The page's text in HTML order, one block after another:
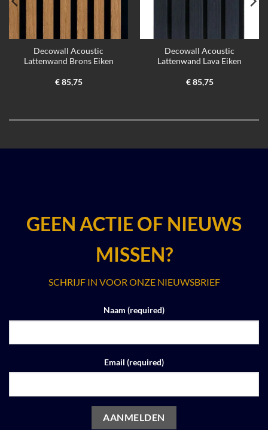
Decowall Acoustic
Lattenwand Brons Eiken
€85,75
Decowall Acoustic
Lattenwand Lava Eiken
€85,75
GEEN ACTIE OF NIEUWS
MISSEN?
SCHRIJF IN VOOR ONZE NIEUWSBRIEF
Naam (required)
Email (required)